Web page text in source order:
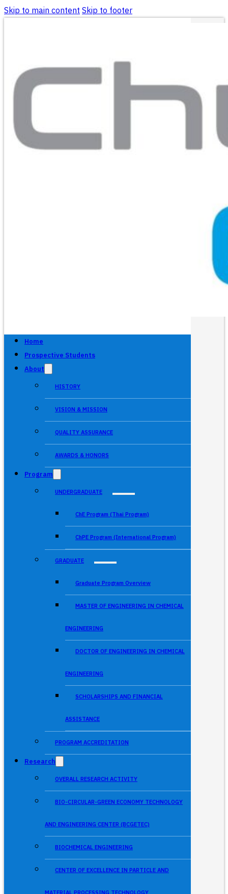
Skip to main contentSkip to footer
Home
Prospective Students
About
HISTORY
VISION & MISSION
QUALITY ASSURANCE
AWARDS & HONORS
Program
UNDERGRADUATE
ChE Program (Thai Program)
ChPE Program (International Program)
GRADUATE
Graduate Program Overview
MASTER OF ENGINEERING IN CHEMICAL
ENGINEERING
DOCTOR OF ENGINEERING IN CHEMICAL
ENGINEERING
SCHOLARSHIPS AND FINANCIAL
ASSISTANCE
PROGRAM ACCREDITATION
Research
OVERALL RESEARCH ACTIVITY
BIO-CIRCULAR-GREEN ECONOMY TECHNOLOGY
AND ENGINEERING CENTER (BCGETEC)
BIOCHEMICAL ENGINEERING
CENTER OF EXCELLENCE IN PARTICLE AND